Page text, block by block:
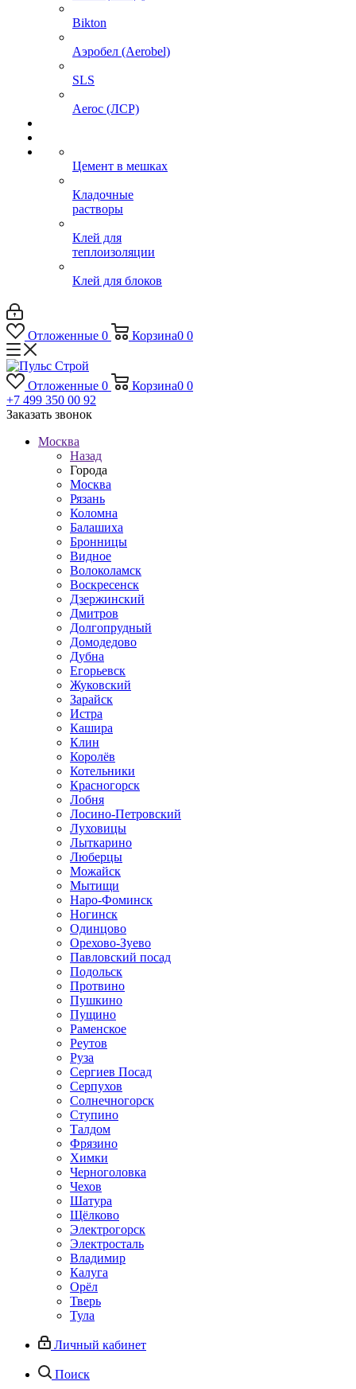
Bikton
Аэробел (Aerobel)
SLS
Aeroc (ЛСР)
Цемент в мешках
Кладочные
растворы
Клей для
теплоизоляции
Клей для блоков
Отложенные 0 Корзина0 0
Отложенные 0 Корзина0 0
+7 499 350 00 92
Заказать звонок
Москва
Назад
Города
Москва
Рязань
Коломна
Балашиха
Бронницы
Видное
Волоколамск
Воскресенск
Дзержинский
Дмитров
Долгопрудный
Домодедово
Дубна
Егорьевск
Жуковский
Зарайск
Истра
Кашира
Клин
Королёв
Котельники
Красногорск
Лобня
Лосино-Петровский
Луховицы
Лыткарино
Люберцы
Можайск
Мытищи
Наро-Фоминск
Ногинск
Одинцово
Орехово-Зуево
Павловский посад
Подольск
Протвино
Пушкино
Пущино
Раменское
Реутов
Руза
Сергиев Посад
Серпухов
Солнечногорск
Ступино
Талдом
Фрязино
Химки
Черноголовка
Чехов
Шатура
Щёлково
Электрогорск
Электросталь
Владимир
Калуга
Орёл
Тверь
Тула
Личный кабинет
Поиск